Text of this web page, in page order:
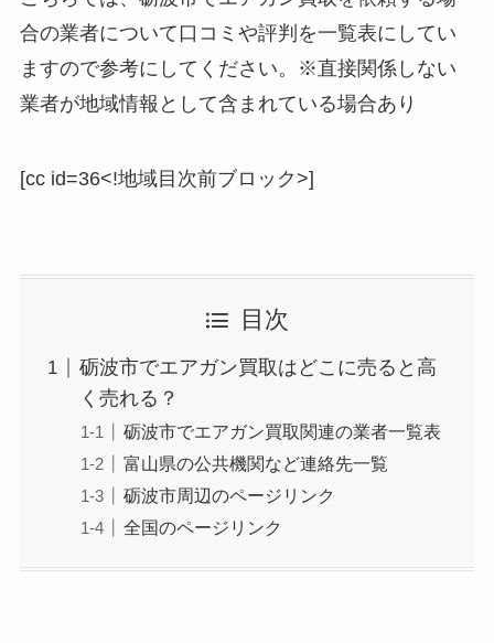
合の業者について口コミや評判を一覧表にしてい
ますので参考にしてください。※直接関係しない
業者が地域情報として含まれている場合あり
[cc id=36<!地域目次前ブロック>]
目次
砺波市でエアガン買取はどこに売ると高
く売れる？
砺波市でエアガン買取関連の業者一覧表
富山県の公共機関など連絡先一覧
砺波市周辺のページリンク
全国のページリンク